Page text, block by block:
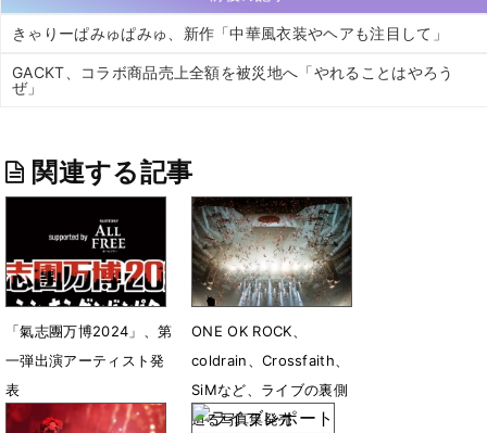
きゃりーぱみゅぱみゅ、新作「中華風衣装やヘアも注目して」
GACKT、コラボ商品売上全額を被災地へ「やれることはやろう
ぜ」
関連する記事
「氣志團万博2024」、第
一弾出演アーティスト発
表
7月13日 07時00分
ONE OK ROCK、
coldrain、Crossfaith、
SiMなど、ライブの裏側
迫る写真集発売